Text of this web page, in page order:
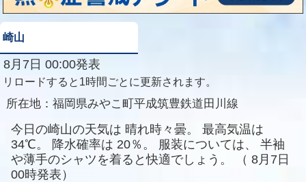
崎山
8月7日 00:00発表
リロードすると1時間ごとに更新されます。
所在地： 福岡県みやこ町平成筑豊鉄道田川線
今日の崎山の天気は 晴れ時々曇。
最高気温は
34℃。
降水確率は 20％。 服装については、
半袖
や薄手のシャツを着ると快適でしょう。
（ 8月7日
00時発表）